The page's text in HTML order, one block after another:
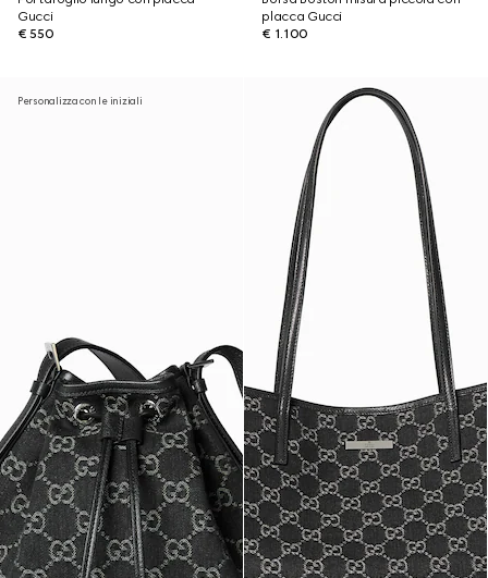
Gucci
€ 550
placca Gucci
€ 1.100
Personalizza con le iniziali